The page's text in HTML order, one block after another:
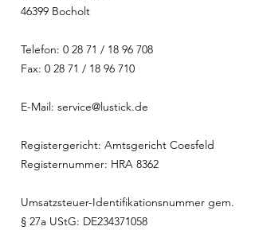
46399 Bocholt
Telefon: 0 28 71 / 18 96 708
Fax: 0 28 71 / 18 96 710
E-Mail: service@lustick.de
Registergericht: Amtsgericht Coesfeld
Registernummer: HRA 8362
Umsatzsteuer-Identifikationsnummer gem.
§ 27a UStG: DE234371058